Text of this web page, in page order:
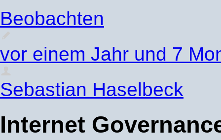
Beobachten
vor einem Jahr und 7
Sebastian Haselbeck
Internet